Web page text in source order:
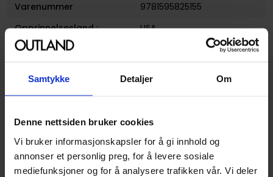
Samtykke Detaljer Om
Denne nettsiden bruker cookies
Vi bruker informasjonskapsler for å gi innhold og
annonser et personlig preg, for å levere sosiale
mediefunksjoner og for å analysere trafikken vår. Vi deler
Varenummer
9781595825155
Opprinnelsesland :
USA
Format
Forfattere
John Buscema, Ernie Chan,
Ricardo Villamonte, Richard
Howell